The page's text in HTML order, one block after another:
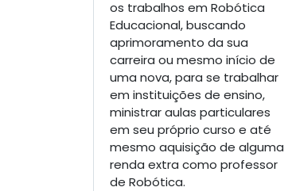
os trabalhos em Robótica
Educacional, buscando
aprimoramento da sua
carreira ou mesmo início de
uma nova, para se trabalhar
em instituições de ensino,
ministrar aulas particulares
em seu próprio curso e até
mesmo aquisição de alguma
renda extra como professor
de Robótica.